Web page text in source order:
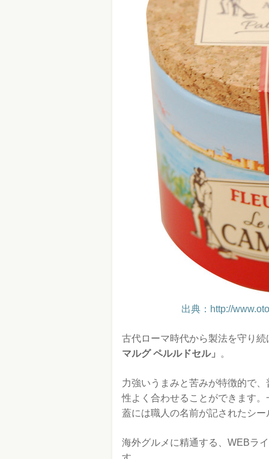
出典：http://
古代ローマ時代から製法を守り
マルグ ペルルドセル」
。
力強いうまみと苦みが特徴的で
性よく合わせることができます
蓋には職人の名前が記されたシ
海外グルメに精通する、WEBラ